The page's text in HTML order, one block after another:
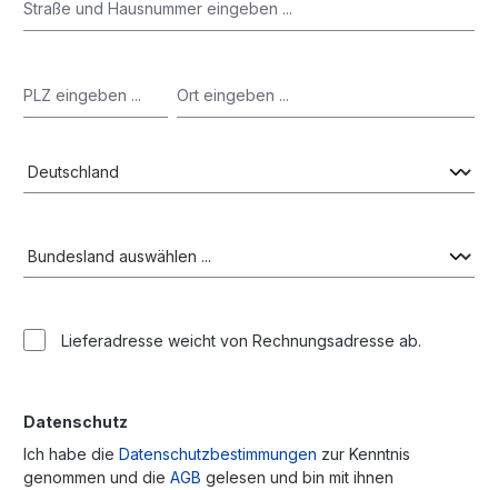
Lieferadresse weicht von Rechnungsadresse ab.
Datenschutz
Ich habe die Datenschutzbestimmungen zur Kenntnis
genommen und die AGB gelesen und bin mit ihnen